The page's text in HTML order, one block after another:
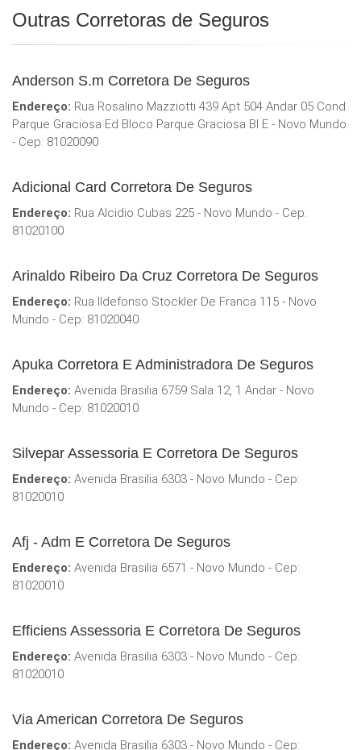
Outras Corretoras de Seguros
Anderson S.m Corretora De Seguros
Endereço: Rua Rosalino Mazziotti 439 Apt 504 Andar 05 Cond
Parque Graciosa Ed Bloco Parque Graciosa Bl E - Novo Mundo
- Cep: 81020090
Adicional Card Corretora De Seguros
Endereço: Rua Alcidio Cubas 225 - Novo Mundo - Cep:
81020100
Arinaldo Ribeiro Da Cruz Corretora De Seguros
Endereço: Rua Ildefonso Stockler De Franca 115 - Novo
Mundo - Cep: 81020040
Apuka Corretora E Administradora De Seguros
Endereço: Avenida Brasilia 6759 Sala 12, 1 Andar - Novo
Mundo - Cep: 81020010
Silvepar Assessoria E Corretora De Seguros
Endereço: Avenida Brasilia 6303 - Novo Mundo - Cep:
81020010
Afj - Adm E Corretora De Seguros
Endereço: Avenida Brasilia 6571 - Novo Mundo - Cep:
81020010
Efficiens Assessoria E Corretora De Seguros
Endereço: Avenida Brasilia 6303 - Novo Mundo - Cep:
81020010
Via American Corretora De Seguros
Endereço: Avenida Brasilia 6303 - Novo Mundo - Cep: